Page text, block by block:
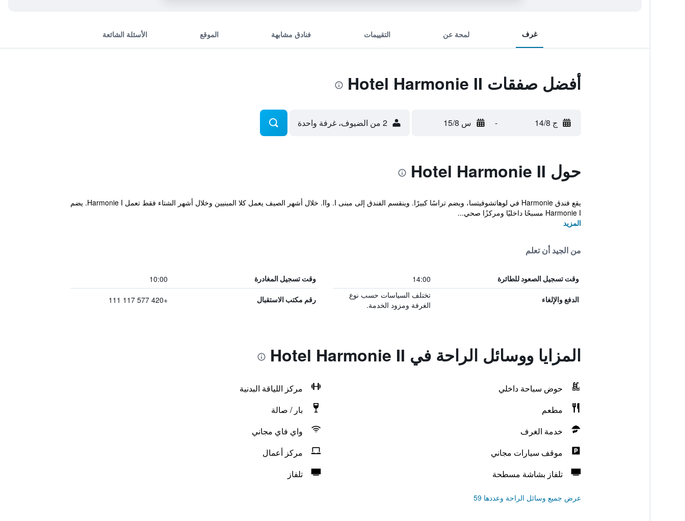
غرف لمحة عن التقييمات فنادق مشابهة الموقع الأسئلة الشائعة
أفضل صفقات Hotel Harmonie II
ج 14/8 - س 15/8 2 من الضيوف، غرفة واحدة
حول Hotel Harmonie II
يقع فندق Harmonie في لوهاتشوفيتسا، ويضم تراسًا كبيرًا. وينقسم الفندق إلى مبنى I. وII. خلال أشهر الصيف يعمل كلا المبنيين وخلال أشهر الشتاء فقط تعمل Harmonie I. يضم
Harmonie I مسبحًا داخليًا ومركزًا صحي...
المزيد
من الجيد أن تعلم
وقت تسجيل الصعود للطائرة 14:00 وقت تسجيل المغادرة 10:00
الدفع والإلغاء
تختلف السياسات حسب نوع
الغرفة ومزود الخدمة.
رقم مكتب الاستقبال +420 577 117 111
المزايا ووسائل الراحة في Hotel Harmonie II
حوض سباحة داخلي
مركز اللياقة البدنية
مطعم
بار / صالة
خدمة الغرف
واي فاي مجاني
موقف سيارات مجاني
مركز أعمال
تلفاز بشاشة مسطحة
تلفاز
عرض جميع وسائل الراحة وعددها 59